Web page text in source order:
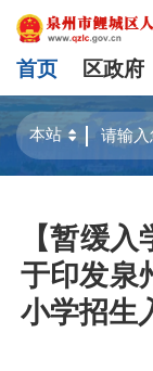
首页 区政府
【暂缓
于印发泉
小学招生